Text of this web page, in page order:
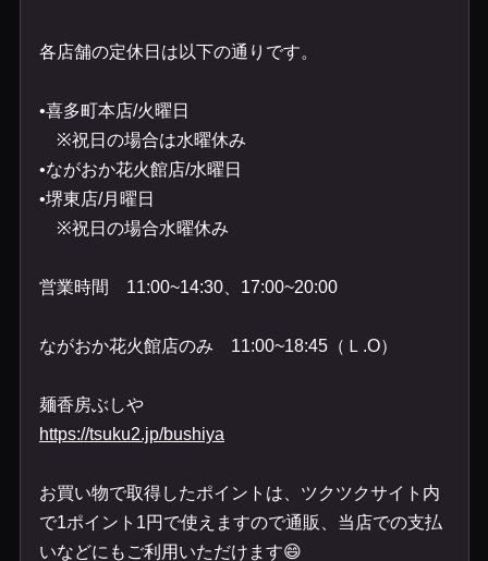
各店舗の定休日は以下の通りです。
•喜多町本店/火曜日
※祝日の場合は水曜休み
•ながおか花火館店/水曜日
•堺東店/月曜日
※祝日の場合水曜休み
営業時間 11:00~14:30 17:00~20:00
ながおか花火館店のみ 11:00~18:45 （Ｌ .O）
麺香房ぶしや
https://tsuku2.jp/bushiya
お買い物で取得したポイントは、ツクツクサイト内
で1ポイント 1円で使えますので通販、当店での支払
いなどにもご利用いただけます😄